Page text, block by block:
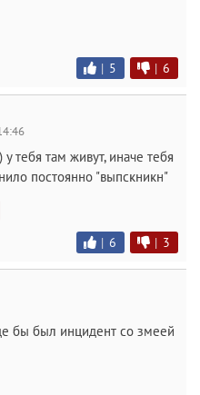
| 5 | 6
у тебя там живут, иначе тебя
постоянно "выпскникн"
| 6 | 3
бы был инцидент со змеей